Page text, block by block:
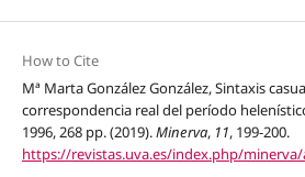
How to Cite
Mª Marta González González, Sintaxis
correspondencia real del período
1996, 268 pp. (2019).Minerva, 11, 199-200.
https://revistas.uva.es/index.php/